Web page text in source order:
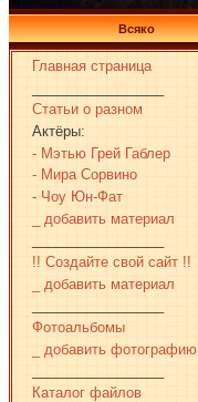
Всяко
Главная страница
Статьи о разном
Актёры:
- Мэтью Грей Габлер
- Мира Сорвино
- Чоу Юн-Фат
_ добавить материал
!! Создайте свой сайт !!
_ добавить материал
Фотоальбомы
_ добавить фотографию
Каталог файлов